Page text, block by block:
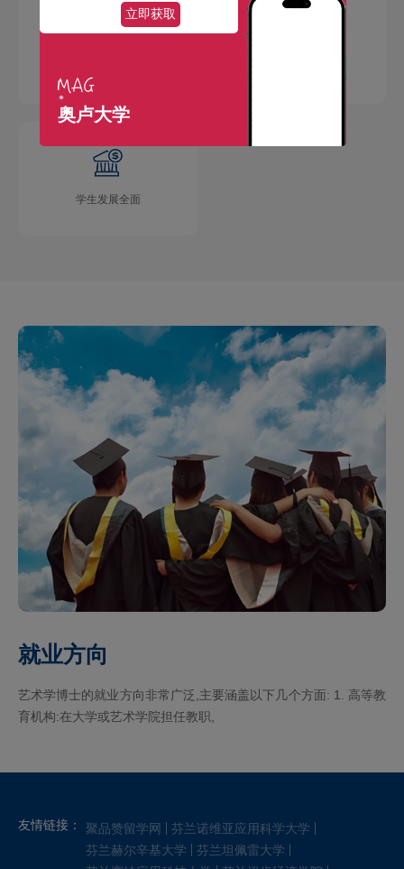
学生发展全面
就业方向
艺术学博士的就业方向非常广泛,主要涵盖以下几个方面: 1. 高等教
育机构:在大学或艺术学院担任教职,
友情链接： 聚品赞留学网
芬兰诺维亚应用科学大学
芬兰赫尔辛基大学
芬兰坦佩雷大学
立即获取
奥卢大学